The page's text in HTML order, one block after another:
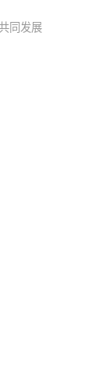
同发展